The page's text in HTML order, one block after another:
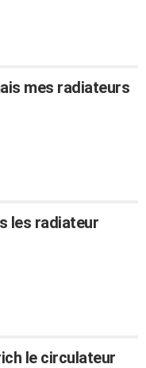
mes radiateurs
les radiateur
le circulateur